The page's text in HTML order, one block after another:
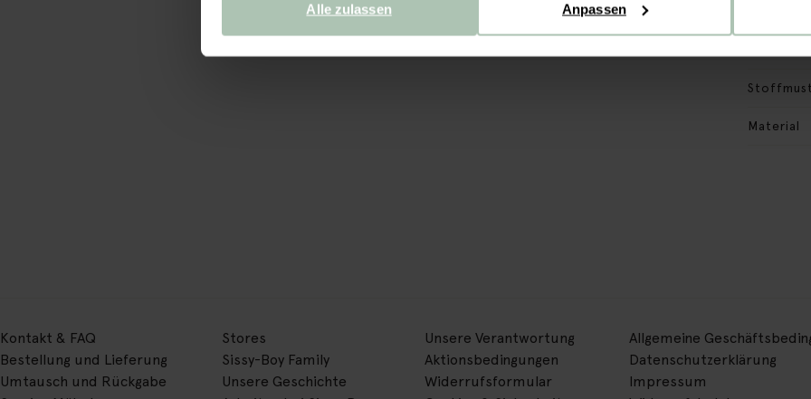
Anpassen
Alle zulassen
Material
Kontakt & FAQ
Bestellung und Lieferung
Umtausch und Rückgabe
Stores
Sissy-Boy Family
Unsere Geschichte
Unsere Verantwortung
Aktionsbedingungen
Widerrufsformular
Allgemeine
Datenschutzerklärung
Impressum